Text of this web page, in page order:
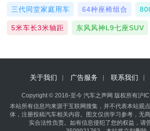
三代同堂家庭用车 64种座椅组合
5米车长3米轴距 东风风神L9七座SUV
关于我们 广告服务 联系我们
Copyright © 2016-至今 汽车之声网 版权所有沪
本站所有信息均来源于互联网搜集，并不代表本站观
体，注册投稿汽车相关内容。图文仅供学习参考，无
实合法性负责。如有信息侵犯了您的权益，请